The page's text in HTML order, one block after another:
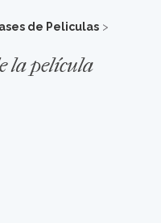
de Peliculas >
la película